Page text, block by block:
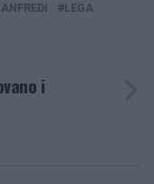
LEGA
i